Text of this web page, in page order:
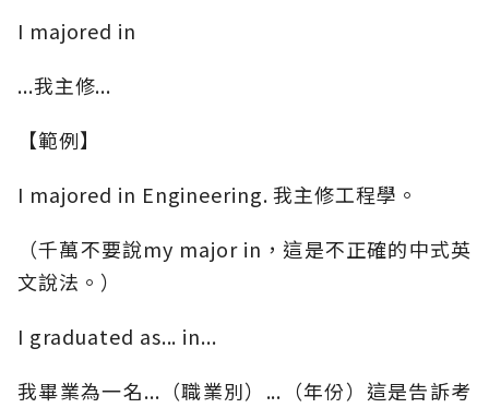
I majored in
...我主修...
【範例】
I majored in Engineering. 我主修工程學。
（千萬不要說my major in，這是不正確的中式英
文說法。）
I graduated as... in...
我畢業為一名...（職業別）...（年份）這是告訴考